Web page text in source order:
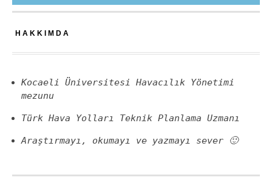
HAKKIMDA
Kocaeli Üniversitesi Havacılık Yönetimi
mezunu
Türk Hava Yolları Teknik Planlama Uzmanı
Araştırmayı, okumayı ve yazmayı sever 🙂